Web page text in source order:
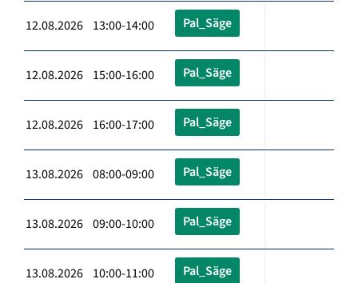
12.08.2026 13:00-14:00 Pal_Säge
12.08.2026 15:00-16:00 Pal_Säge
12.08.2026 16:00-17:00 Pal_Säge
13.08.2026 08:00-09:00 Pal_Säge
13.08.2026 09:00-10:00 Pal_Säge
13.08.2026 10:00-11:00 Pal_Säge